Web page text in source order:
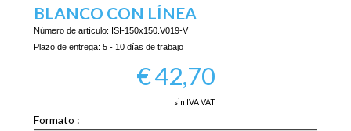
BLANCO CON LÍNEA
Número de artículo: ISI-150x150.V019-V
Plazo de entrega: 5 - 10 días de trabajo
€42,70
sin IVA VAT
Formato :